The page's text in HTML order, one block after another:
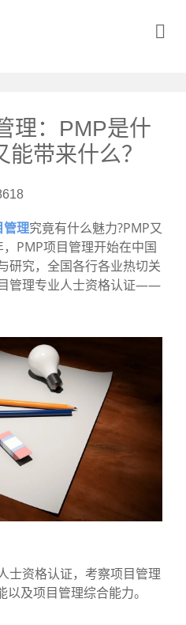
理：PMP是什
带来什么？
管理究竟有什么魅力?PMP又
PMP项目管理开始在中国
研究，全国各行各业热切关
管理专业人士资格认证——
资格认证，考察项目管理
及项目管理综合能力。